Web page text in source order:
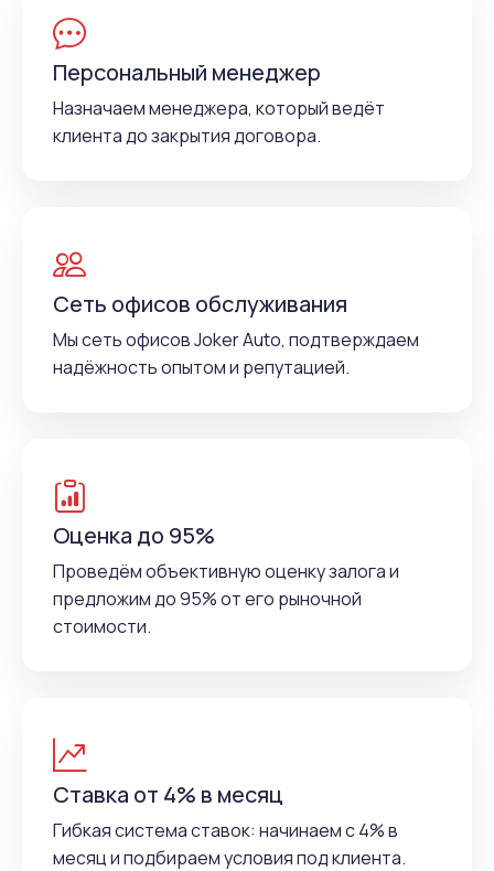
Персональный менеджер
Назначаем менеджера, который ведёт
клиента до закрытия договора.
Сеть офисов обслуживания
Мы сеть офисов Joker Auto, подтверждаем
надёжность опытом и репутацией.
Оценка до 95%
Проведём объективную оценку залога и
предложим до 95% от его рыночной
стоимости.
Ставка от 4% в месяц
Гибкая система ставок: начинаем с 4% в
месяц и подбираем условия под клиента.